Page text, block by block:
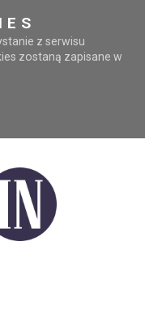
z serwisu
zostaną zapisane w